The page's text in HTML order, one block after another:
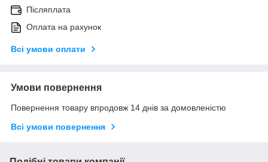
Післяплата
Оплата на рахунок
Всі умови оплати
Умови повернення
Повернення товару впродовж 14 днів за домовленістю
Всі умови повернення